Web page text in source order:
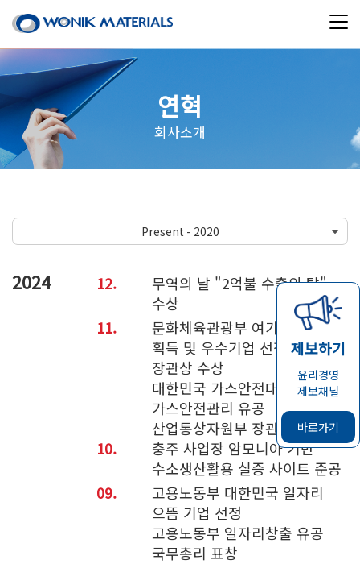
제보하기
윤리경영
제보채널
바로가기
연혁
회사소개
2024 12.
무역의 날 "2억불 수출의 탑"
수상
11.
문화체육관광부 여가친화인증
획득 및 우수기업 선정으로
장관상 수상
대한민국 가스안전대상
가스안전관리 유공
산업통상자원부 장관상 수상
10.
충주 사업장 암모니아 기반
수소생산활용 실증 사이트 준공
09.
고용노동부 대한민국 일자리
으뜸 기업 선정
고용노동부 일자리창출 유공
국무총리 표창